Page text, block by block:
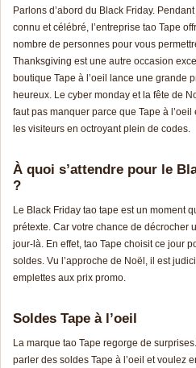
Parlons d’abord du Black Friday.
connu et célébré, l’entreprise tao Tape
nombre de personnes pour vous
Thanksgiving est une autre occasion
boutique Tape à l’oeil lance une grande
heureux. Le cyber monday et la fête de
faut pas manquer parce que Tape à
les visiteurs en octroyant plein de codes.
À quoi s’attendre pour le
?
Le Black Friday tao tape est un moment
prétexte. Car votre chance de décrocher
jour-là. En effet, tao Tape choisit ce jour
soldes. Vu l’approche de Noël, il est
emplettes aux prix promo.
Soldes Tape à l’oeil
La marque tao Tape regorge de
parler des soldes Tape à l’oeil et voulez